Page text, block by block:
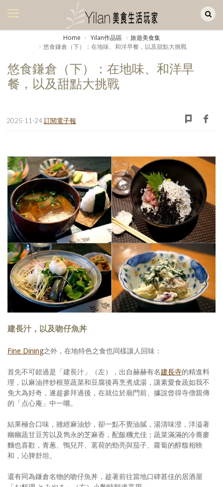
美食集
廚房集
旅遊集
日記簿
餐桌週記
享樂隨手拍
照相簿
影音區
創意出版服務
歷史區
活動實況記錄
媒體報導一覽
合作與代言
訂閱電子報
Home Yilan作品區
旅遊美食集
悠食鎌倉（下）：在地味、和洋早餐，以及甜點大挑戰
悠食鎌倉（下）：在地味、和洋早
餐，以及甜點大挑戰
2025-11-24訂閱電子報
建長汁，以及吻仔魚丼
Fine Dining之外，在地特色之食也同樣讓人回味：
首先不可錯過是「建長汁」（左），出自赫赫有名建長寺的精進料
理，以麻油拌炒根莖蔬菜和豆腐後再烹煮成湯，讓素愛食蔬如我不
免大為好奇，遂趁參拜過後，在就位於廟門前、據說曾得寺僧親傳
的「点心庵」中一嚐。
結果極合口味，雖經麻油炒，卻一點不覺油膩，湯清味澄，洋溢著
幽幽蔬甘豆芳以及雋永的芝麻香，配飯糰尤佳；蔬菜滿滿的冷蕎麥
麵也喜歡，青蔥、鴨兒芹、茗荷的勁亮與茄子、蘿蔔的醇馥相映
和，沁脾舒坦。
還有同為鎌倉名物的吻仔魚丼，趁著前往當地口碑甚佳的居酒屋